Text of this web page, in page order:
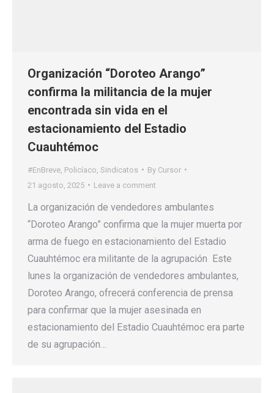
Organización “Doroteo Arango”
confirma la militancia de la mujer
encontrada sin vida en el
estacionamiento del Estadio
Cuauhtémoc
#EnBreve Policíaco Sindicatos By Cursor
21 agosto, 2025
Leave a comment
La organización de vendedores ambulantes
“Doroteo Arango” confirma que la mujer muerta por
arma de fuego en estacionamiento del Estadio
Cuauhtémoc era militante de la agrupación Este
lunes la organización de vendedores ambulantes,
Doroteo Arango, ofrecerá conferencia de prensa
para confirmar que la mujer asesinada en
estacionamiento del Estadio Cuauhtémoc era parte
de su agrupación…